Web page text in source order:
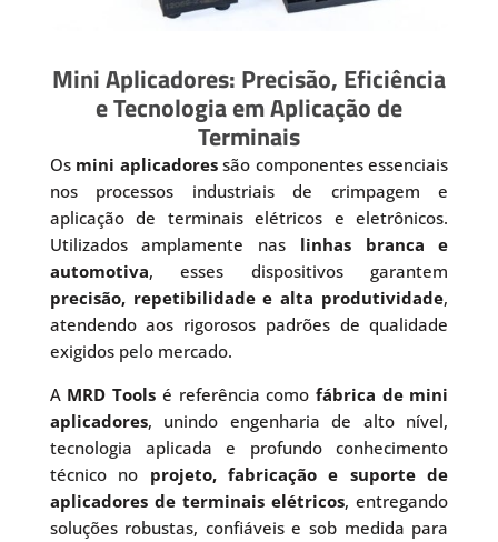
Mini Aplicadores: Precisão, Eficiência
e Tecnologia em Aplicação de
Terminais
Os mini aplicadoressão componentes essenciais
nos processos industriais de crimpagem e
aplicação de terminais elétricos e eletrônicos.
Utilizados amplamente nas linhas branca e
automotiva, esses dispositivos garantem
precisão, repetibilidade e alta produtividade,
atendendo aos rigorosos padrões de qualidade
exigidos pelo mercado.
A MRD Tools é referência como fábrica de mini
aplicadores, unindo engenharia de alto nível,
tecnologia aplicada e profundo conhecimento
técnico no projeto, fabricação e suporte de
aplicadores de terminais elétricos, entregando
soluções robustas, confiáveis e sob medida para